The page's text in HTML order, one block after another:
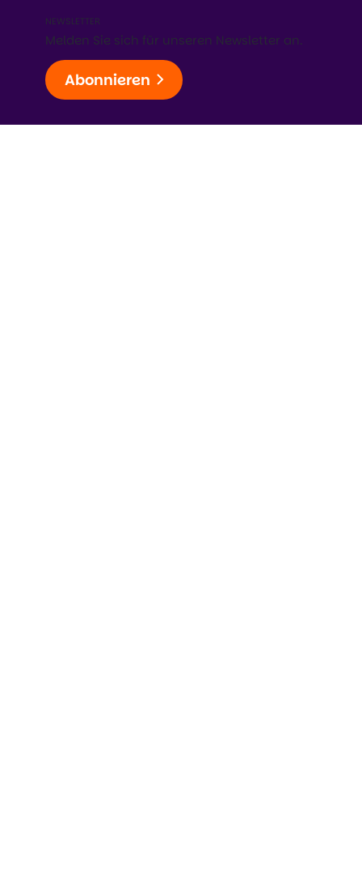
NEWSLETTER
Melden Sie sich für unseren Newsletter an.
Abonnieren